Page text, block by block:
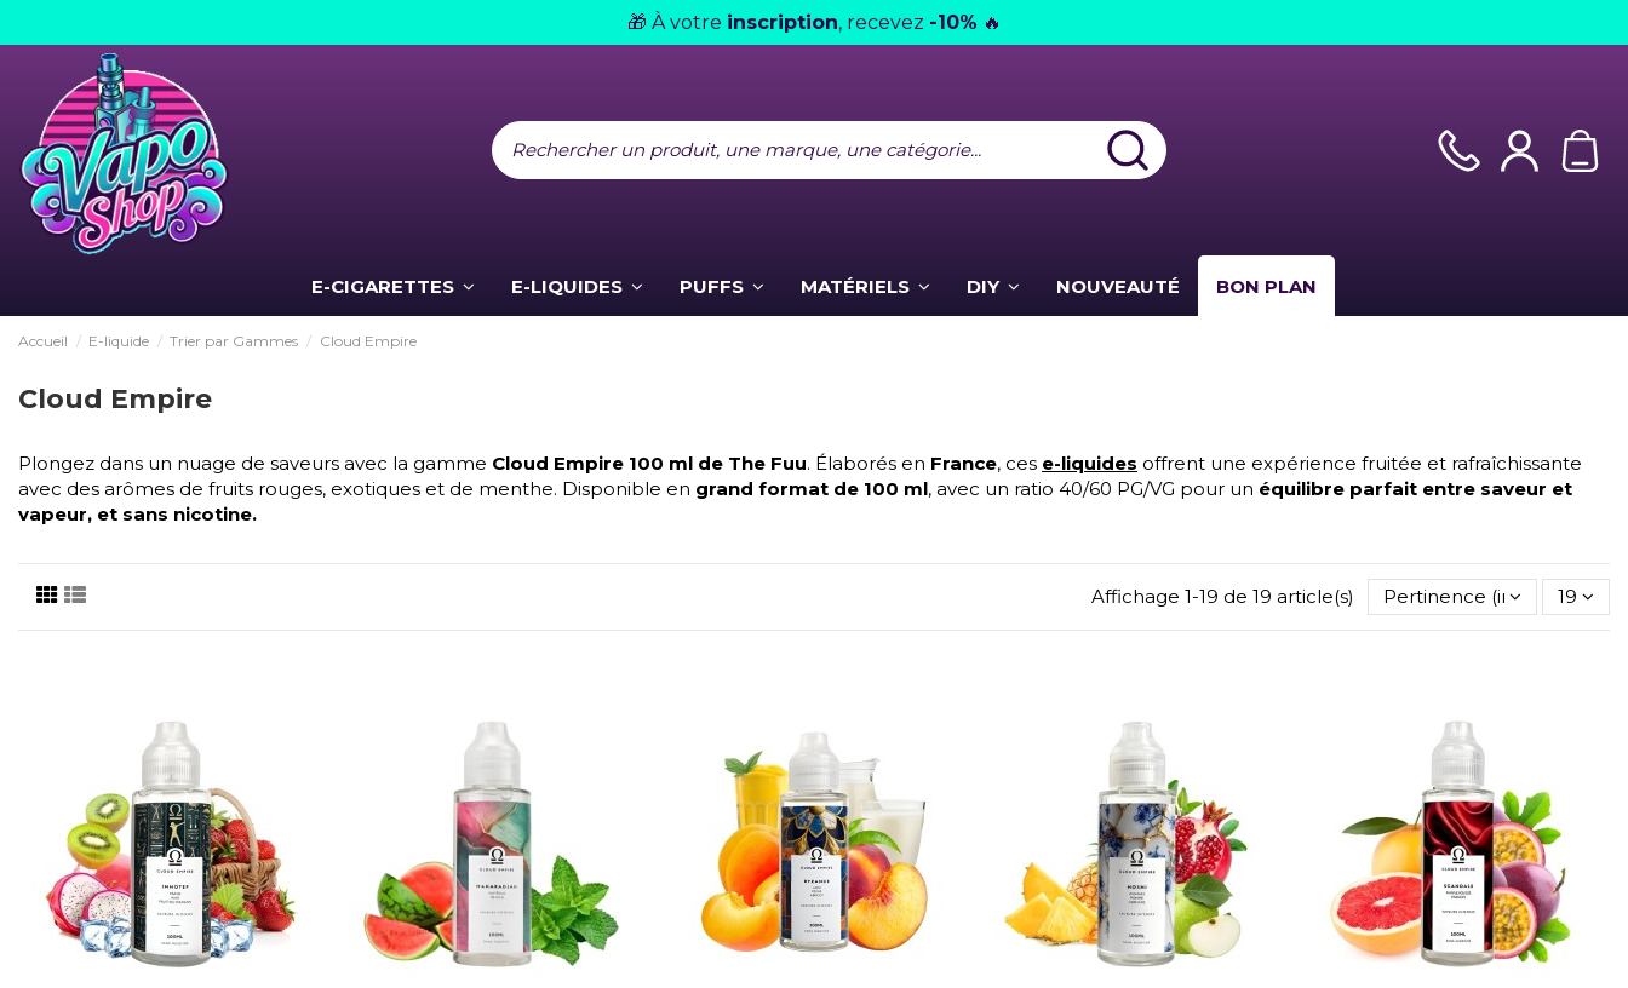
🎁 À votre inscription, recevez -10% 🔥
E-CIGARETTES E-LIQUIDES PUFFS MATÉRIELS DIY NOUVEAUTÉ BON PLAN
Accueil E-liquide Trier par Gammes Cloud Empire
Cloud Empire
Plongez dans un nuage de saveurs avec la gamme Cloud Empire 100 ml de The Fuu. Élaborés en France, ces e-liquides offrent une expérience fruitée et rafraîchissante
avec des arômes de fruits rouges, exotiques et de menthe. Disponible en grand format de 100 ml, avec un ratio 40/60 PG/VG pour un équilibre parfait entre saveur et
vapeur, et sans nicotine.
Affichage 1-19 de 19 article(s) Pertinence (inverse)19